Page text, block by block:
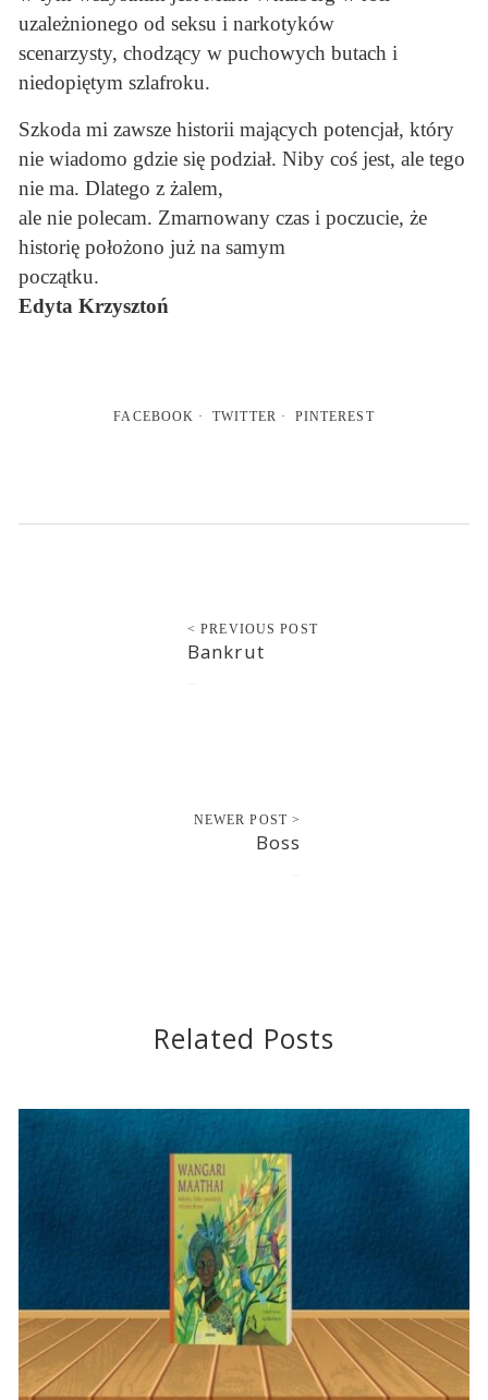
uzależnionego od seksu i narkotyków
scenarzysty, chodzący w puchowych butach i
niedopiętym szlafroku.
Szkoda mi zawsze historii mających potencjał, który
nie wiadomo gdzie się podział. Niby coś jest, ale tego
nie ma. Dlatego z żalem,
ale nie polecam. Zmarnowany czas i poczucie, że
historię położono już na samym
początku.
Edyta Krzysztoń
FACEBOOK TWITTER PINTEREST
< PREVIOUS POST
Bankrut
NEWER POST >
Boss
Related Posts